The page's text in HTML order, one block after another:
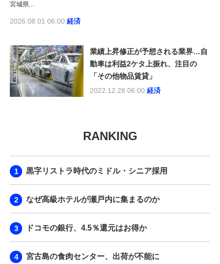
宮城県...
2026.08.01 06:00 経済
業績上昇修正が予想される業界…自
動車は利益2ケタ上振れ、注目の
「その他物品賃貸」
2022.12.28 06:00 経済
RANKING
黒字リストラ時代のミドル・シニア採用
なぜ高級ホテルが瀬戸内に集まるのか
ドコモの銀行、4.5％還元はお得か
宮古島の食肉センター、出荷が不能に